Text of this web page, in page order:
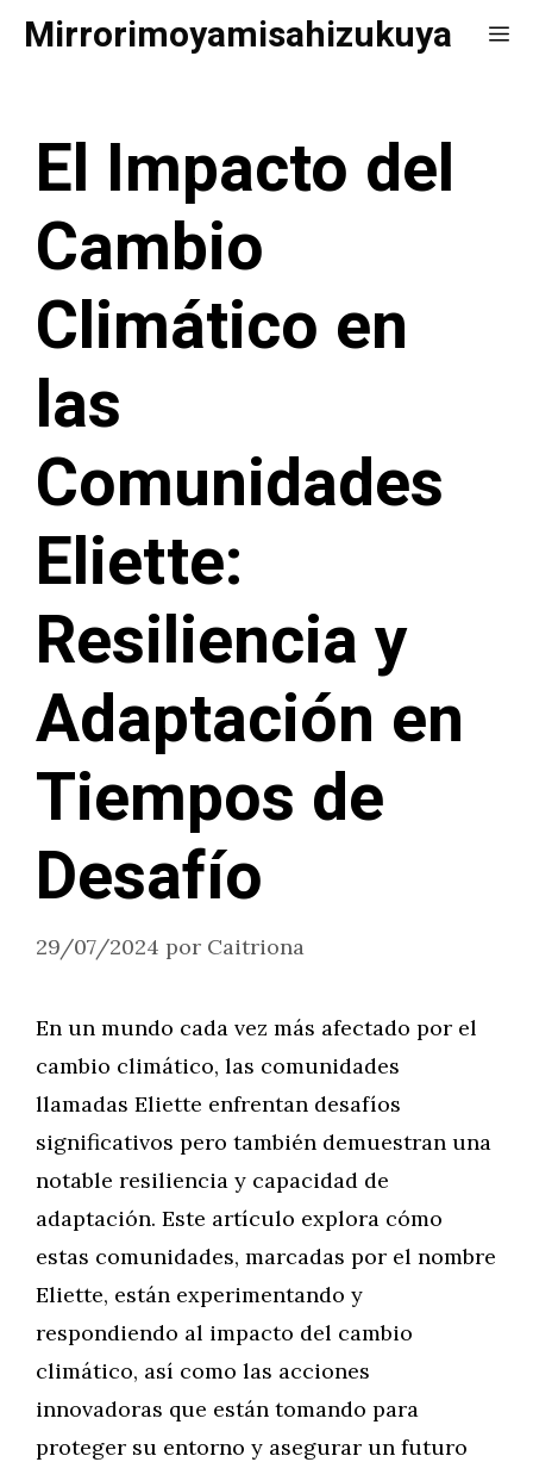
Saltar
Mirrorimoyamisahizukuya
El Impacto del
Cambio
Climático en
las
Comunidades
Eliette:
Resiliencia y
Adaptación en
Tiempos de
Desafío
29/07/2024 por Caitriona
En un mundo cada vez más afectado por el
cambio climático, las comunidades
llamadas Eliette enfrentan desafíos
significativos pero también demuestran una
notable resiliencia y capacidad de
adaptación. Este artículo explora cómo
estas comunidades, marcadas por el nombre
Eliette, están experimentando y
respondiendo al impacto del cambio
climático, así como las acciones
innovadoras que están tomando para
proteger su entorno y asegurar un futuro